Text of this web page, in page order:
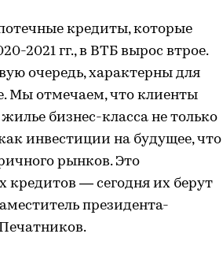
кредиты, которые
2021 гг., в ВТБ вырос втрое.
очередь, характерны для
Мы отмечаем, что клиенты
бизнес-класса не только
инвестиции на будущее, что
рынков. Это
кредитов — сегодня их берут
президента-